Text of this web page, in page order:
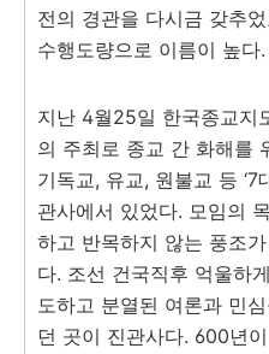
전의 경관을 다시금 갖추
수행도량으로 이름이 높다.
지난 4월25일 한국종교지
의 주최로 종교 간 화해를
기독교, 유교, 원불교 등 ‘7
관사에서 있었다. 모임의
하고 반목하지 않는 풍조
다. 조선 건국직후 억울하
도하고 분열된 여론과 민
던 곳이 진관사다. 600년